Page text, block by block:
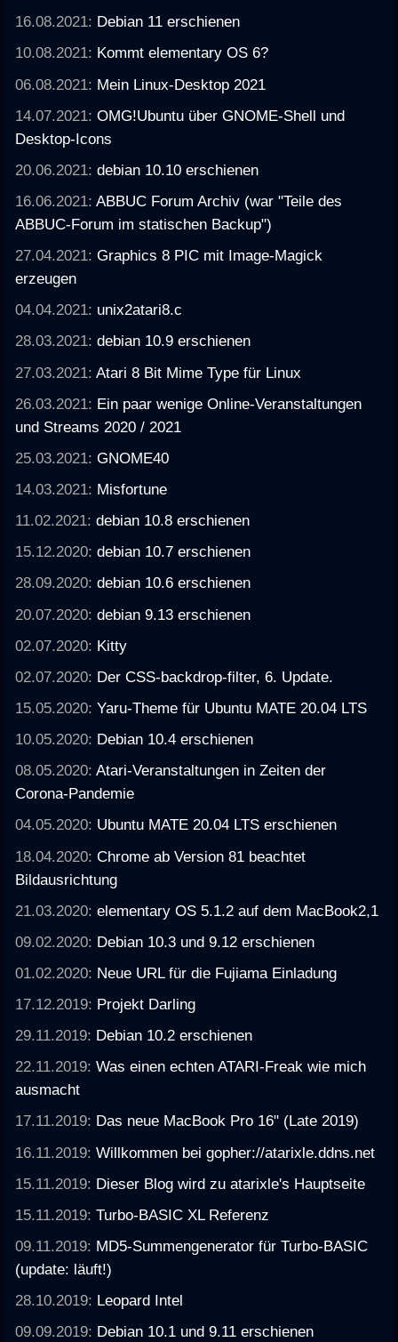
16.08.2021: Debian 11 erschienen
10.08.2021: Kommt elementary OS 6?
06.08.2021: Mein Linux-Desktop 2021
14.07.2021:OMG!Ubuntu über GNOME-Shell und
Desktop-Icons
20.06.2021:debian 10.10 erschienen
16.06.2021:ABBUC Forum Archiv (war "Teile des
ABBUC-Forum im statischen Backup")
27.04.2021:Graphics 8 PIC mit Image-Magick
erzeugen
04.04.2021: unix2atari8.c
28.03.2021:debian 10.9 erschienen
27.03.2021:Atari 8 Bit Mime Type für Linux
26.03.2021: Ein paar wenige Online-Veranstaltungen
und Streams 2020 / 2021
25.03.2021:GNOME40
14.03.2021: Misfortune
11.02.2021:debian 10.8 erschienen
15.12.2020:debian 10.7 erschienen
28.09.2020:debian 10.6 erschienen
20.07.2020:debian 9.13 erschienen
02.07.2020: Kitty
02.07.2020: Der CSS-backdrop-filter, 6. Update.
15.05.2020:Yaru-Theme für Ubuntu MATE 20.04 LTS
10.05.2020: Debian 10.4 erschienen
08.05.2020:Atari-Veranstaltungen in Zeiten der
Corona-Pandemie
04.05.2020: Ubuntu MATE 20.04 LTS erschienen
18.04.2020:Chrome ab Version 81 beachtet
Bildausrichtung
21.03.2020:elementary OS 5.1.2 auf dem MacBook2,1
09.02.2020: Debian 10.3 und 9.12 erschienen
01.02.2020: Neue URL für die Fujiama Einladung
17.12.2019: Projekt Darling
29.11.2019: Debian 10.2 erschienen
22.11.2019:Was einen echten ATARI-Freak wie mich
ausmacht
17.11.2019: Das neue MacBook Pro 16" (Late 2019)
16.11.2019:Willkommen bei gopher://atarixle.ddns.net
15.11.2019: Dieser Blog wird zu atarixle's Hauptseite
15.11.2019:Turbo-BASIC XL Referenz
09.11.2019: MD5-Summengenerator für Turbo-BASIC
(update: läuft!)
28.10.2019: Leopard Intel
09.09.2019: Debian 10.1 und 9.11 erschienen